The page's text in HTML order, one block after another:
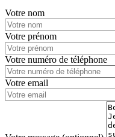
Votre nom
Votre prénom
Votre numéro de téléphone
Votre email